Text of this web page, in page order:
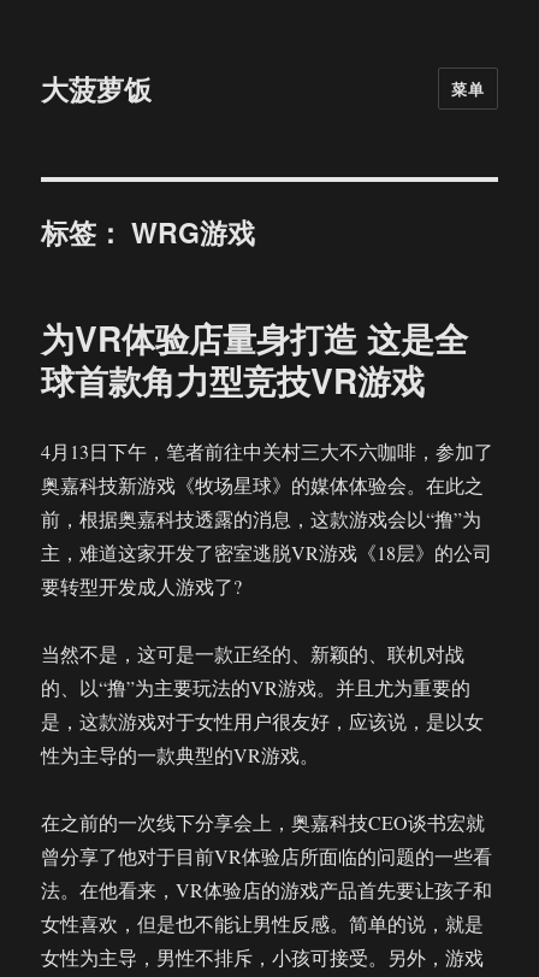
大菠萝饭 菜单
标签：WRG游戏
为VR体验店量身打造 这是全
球首款角力型竞技VR游戏
4月13日下午，笔者前往中关村三大不六咖啡，参加了
奥嘉科技新游戏《牧场星球》的媒体体验会。在此之
前，根据奥嘉科技透露的消息，这款游戏会以“撸”为
主，难道这家开发了密室逃脱VR游戏《18层》的公司
要转型开发成人游戏了?
当然不是，这可是一款正经的、新颖的、联机对战
的、以“撸”为主要玩法的VR游戏。并且尤为重要的
是，这款游戏对于女性用户很友好，应该说，是以女
性为主导的一款典型的VR游戏。
在之前的一次线下分享会上，奥嘉科技CEO谈书宏就
曾分享了他对于目前VR体验店所面临的问题的一些看
法。在他看来，VR体验店的游戏产品首先要让孩子和
女性喜欢，但是也不能让男性反感。简单的说，就是
女性为主导，男性不排斥，小孩可接受。另外，游戏